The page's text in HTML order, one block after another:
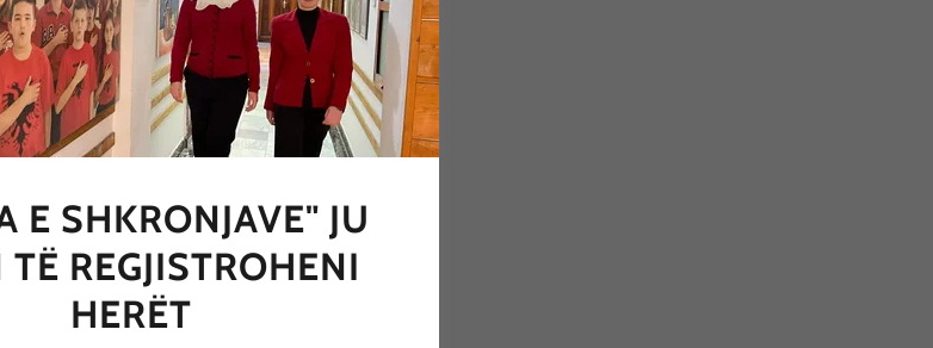
një punë bindëse me ta që
ishte vendim më i drejtë për
do të dëmtonte shëndetin,
shkollat (25% në staf, nga
nga 60% që e patën
që "Udha e shkronjave"
Cambridge Progression
E SHKRONJAVE" JU
TË REGJISTROHENI
HERËT